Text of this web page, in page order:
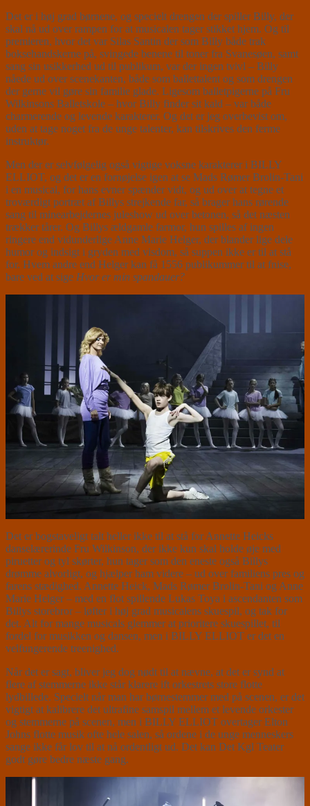
Det er i høj grad børnene, og specielt drengen der spiller Billy, der
skal nå ud over rampen for at musicalen tager stikket hjem. Og til
premieren, hvor det var Silas Santin der som Billy både trak
boksehandskerne på, svingede benene til toner fra Svanesøen, samt
sang sin usikkerhed ud til publikum, var der ingen tvivl – Billy
nåede ud over scenekanten, både som ballettalent og som drengen
der gerne vil gøre sin familie glade. Ligesom balletpigerne på Fru
Wilkinsons Balletskole – hvor Billy finder sit kald – var både
charmerende og levende karakterer. Og det er jeg overbevist om,
uden at tage noget fra de unge talenter, kan tilskrives den ferme
instruktør.
Men der er selvfølgelig også vigtige voksne karakterer i BILLY
ELLIOT, og det er en fornøjelse igen at se Mads Rømer Brolin-Tani
i en musical, for hans evner spænder vidt, og ud over at tegne et
troværdigt portræt af Billys strejkende far, så brager hans rørende
sang til minearbejdernes juleshow ud over betonen, så det næsten
trækker tårer. Og Billys ældgamle farmor, hun spilles af ingen
ringere end vidunderlige Anne Marie Helger, der blander lige dele
humor og indsigt i gryden med visdom, så suppen ikke er til at stå
for. Hvem andre end Helger kan få 1556 publikummer til at fnise,
bare ved at sige Hvor er min spandauer?
Det er bogstaveligt talt heller ikke til at stå for Annette Heicks
danselærerinde Fru Wilkinson, der ikke kun skal holde øje med
piruetter og tyl skørter, hun tager som den eneste også Billys
drømme alvorligt, og hjælper ham videre – ud over familiens pres og
farens stædighed. Annette Heick, Mads Rømer Brolin-Tani og Anne
Marie Helger – med en flot spillende Lukas Toya i ascendanten som
Billys storebror – løfter i høj grad musicalens skuespil, og tak for
det. Alt for mange musicals glemmer at prioritere skuespillet, til
fordel for musikken og dansen, men i BILLY ELLIOT er det en
velfungerende treenighed.
Når det er sagt, bliver jeg dog nødt til at nævne, at det er synd at
flere af stemmerne ikke står klarere ift orkestrets store flotte
lydbillede. Specielt når man har børnestemmer med på scenen, er det
vigtigt at kalibrere det ultrafine samspil mellem et levende orkester
og stemmerne på scenen, men i BILLY ELLIOT overtager Elton
Johns flotte musik ofte hele salen, så ordene i de unge menneskers
sange ikke får lov til at nå ordentligt ud. Det kan Det Kgl Teater
godt gøre bedre næste gang.